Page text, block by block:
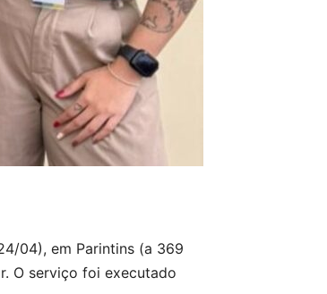
04), em Parintins (a 369
O serviço foi executado